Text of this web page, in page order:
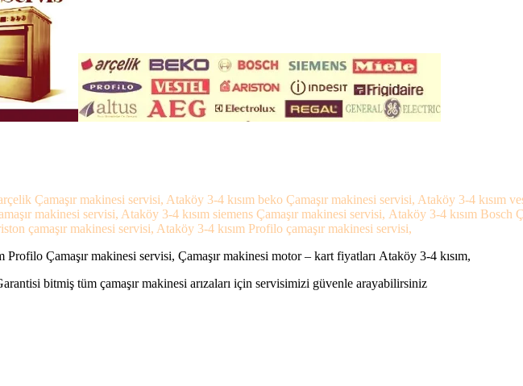
Çamaşır makinesi servisi, Ataköy 3-4 kısım beko Çamaşır makinesi servisi, Ataköy 3-4 kısım
makinesi servisi, Ataköy 3-4 kısım siemens Çamaşır makinesi servisi, Ataköy 3-4 kısım Bosch
çamaşır makinesi servisi, Ataköy 3-4 kısım Profilo çamaşır makinesi servisi,
Çamaşır makinesi servisi, Çamaşır makinesi motor – kart fiyatları Ataköy 3-4 kısım,
bitmiş tüm çamaşır makinesi arızaları için servisimizi güvenle arayabilirsiniz